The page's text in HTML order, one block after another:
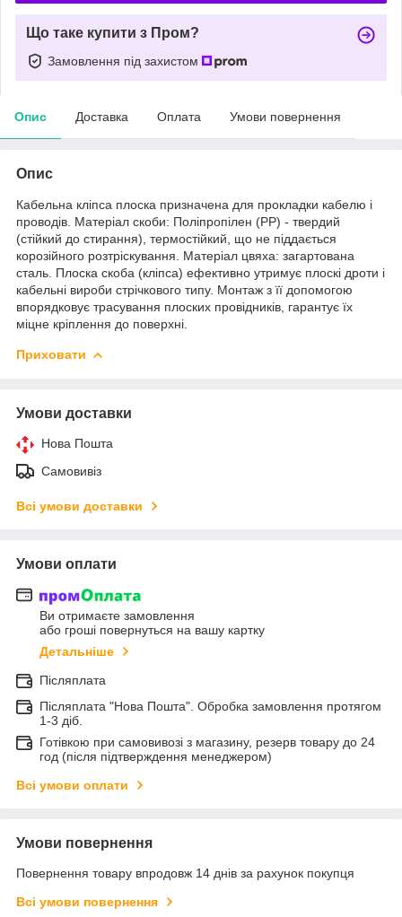
Що таке купити з Пром?
Замовлення під захистом
Опис Доставка Оплата Умови повернення
Опис
Кабельна кліпса плоска призначена для прокладки кабелю і
проводів. Матеріал скоби: Поліпропілен (PP) - твердий
(стійкий до стирання), термостійкий, що не піддається
корозійного розтріскування. Матеріал цвяха: загартована
сталь. Плоска скоба (кліпса) ефективно утримує плоскі дроти і
кабельні вироби стрічкового типу. Монтаж з її допомогою
впорядковує трасування плоских провідників, гарантує їх
міцне кріплення до поверхні.
Приховати
Умови доставки
Нова Пошта
Самовивіз
Всі умови доставки
Умови оплати
Ви отримаєте замовлення
або гроші повернуться на вашу картку
Детальніше
Післяплата
Післяплата "Нова Пошта". Обробка замовлення протягом
1-3 діб.
Готівкою при самовивозі з магазину, резерв товару до 24
год (після підтверждення менеджером)
Всі умови оплати
Умови повернення
Повернення товару впродовж 14 днів за рахунок покупця
Всі умови повернення